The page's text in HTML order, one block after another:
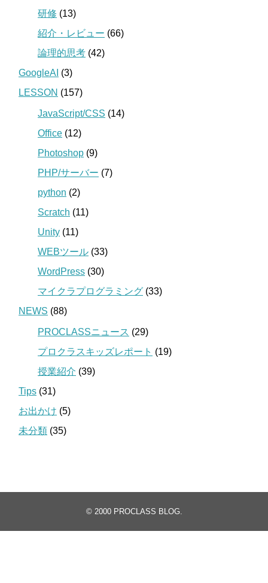
研修 (13)
紹介・レビュー (66)
論理的思考 (42)
GoogleAI (3)
LESSON (157)
JavaScript/CSS (14)
Office (12)
Photoshop (9)
PHP/サーバー (7)
python (2)
Scratch (11)
Unity (11)
WEBツール (33)
WordPress (30)
マイクラプログラミング (33)
NEWS (88)
PROCLASSニュース (29)
プロクラスキッズレポート (19)
授業紹介 (39)
Tips (31)
お出かけ (5)
未分類 (35)
© 2000 PROCLASS BLOG.